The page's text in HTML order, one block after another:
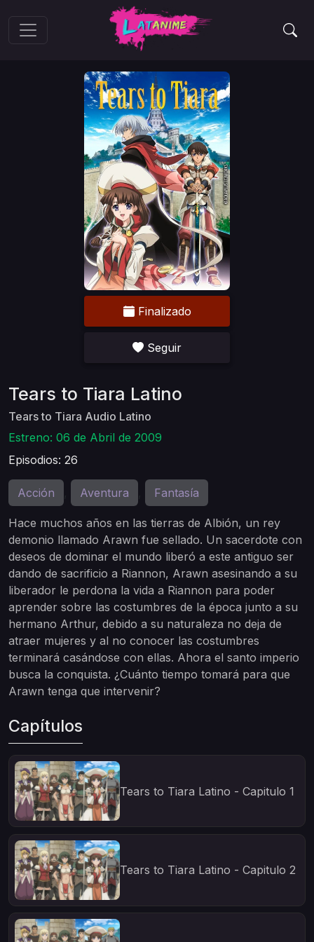
Finalizado
Seguir
Tears to Tiara Latino
Tears to Tiara Audio Latino
Estreno: 06 de Abril de 2009
Episodios: 26
Acción Aventura Fantasía
Hace muchos años en las tierras de Albión, un rey
demonio llamado Arawn fue sellado. Un sacerdote con
deseos de dominar el mundo liberó a este antiguo ser
dando de sacrificio a Riannon, Arawn asesinando a su
liberador le perdona la vida a Riannon para poder
aprender sobre las costumbres de la época junto a su
hermano Arthur, debido a su naturaleza no deja de
atraer mujeres y al no conocer las costumbres
terminará casándose con ellas. Ahora el santo imperio
busca la conquista. ¿Cuánto tiempo tomará para que
Arawn tenga que intervenir?
Capítulos
Tears to Tiara Latino - Capitulo 1
Tears to Tiara Latino - Capitulo 2